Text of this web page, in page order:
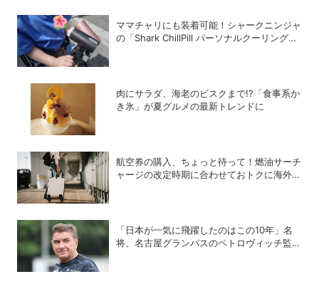
ママチャリにも装着可能！シャークニンジャ
の「Shark ChillPill パーソナルクーリングフ
肉にサラダ、海老のビスクまで!?「食事系か
き氷」が夏グルメの最新トレンドに
航空券の購入、ちょっと待って！燃油サーチ
ャージの改定時期に合わせておトクに海外航
「日本が一気に飛躍したのはこの10年」名
将、名古屋グランパスのペトロヴィッチ監督